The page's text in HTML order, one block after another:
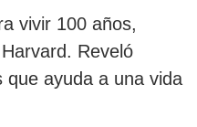
vivir 100 años,
Reveló
que ayuda a una vida